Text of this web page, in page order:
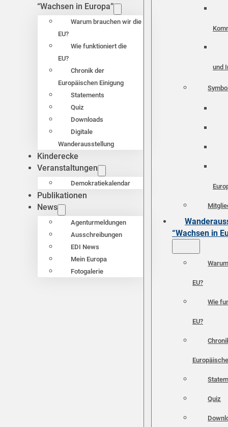
“Wachsen in Europa”
Warum brauchen wir die
EU?
Wie funktioniert die
EU?
Chronik der
Europäischen Einigung
Statements
Quiz
Downloads
Digitale
Wanderausstellung
Kinderecke
Veranstaltungen
Demokratiekalendar
Publikationen
News
Agenturmeldungen
Ausschreibungen
EDI News
Mein Europa
Fotogalerie
und
“Wachsen in
EU?
Wie
EU?
Quiz